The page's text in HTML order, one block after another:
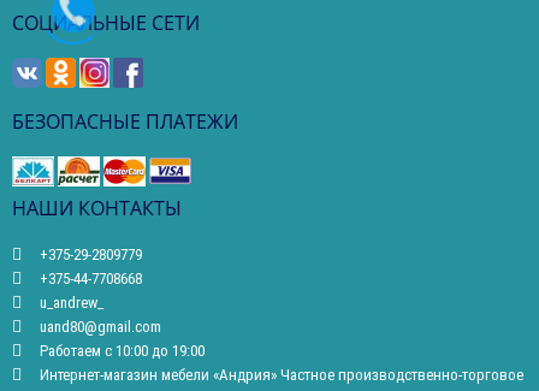
СОЦИАЛЬНЫЕ СЕТИ
БЕЗОПАСНЫЕ ПЛАТЕЖИ
НАШИ КОНТАКТЫ
+375-29-2809779
+375-44-7708668
u_andrew_
uand80@gmail.com
Работаем с 10:00 до 19:00
Интернет-магазин мебели «Андрия» Частное производственно-торговое